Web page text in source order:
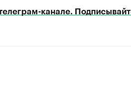
канале.